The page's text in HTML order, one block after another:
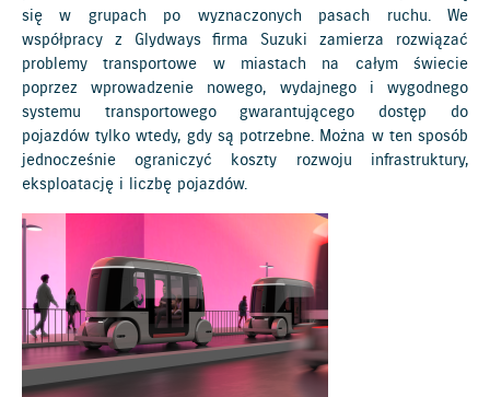
się w grupach po wyznaczonych pasach ruchu. We
współpracy z Glydways firma Suzuki zamierza rozwiązać
problemy transportowe w miastach na całym świecie
poprzez wprowadzenie nowego, wydajnego i wygodnego
systemu transportowego gwarantującego dostęp do
pojazdów tylko wtedy, gdy są potrzebne. Można w ten sposób
jednocześnie ograniczyć koszty rozwoju infrastruktury,
eksploatację i liczbę pojazdów.